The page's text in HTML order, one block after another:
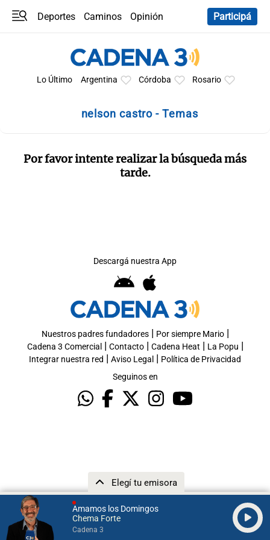
Amamos los Domingos
Chema Forte
Cadena 3
Elegí tu emisora
Deportes Caminos
Opinión
Participá
Lo Último Argentina Córdoba Rosario
nelson castro - Temas
Por favor intente realizar la búsqueda más
tarde.
Descargá nuestra App
Nuestros padres fundadores| Por siempre Mario|
Cadena 3 Comercial | Contacto| Cadena Heat | La Popu |
Integrar nuestra red | Aviso Legal | Política de Privacidad
Seguinos en